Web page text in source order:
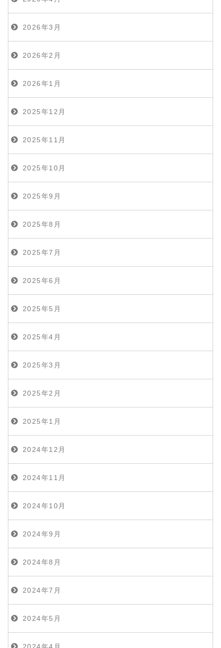
2026年3月
2026年2月
2026年1月
2025年12月
2025年11月
2025年10月
2025年9月
2025年8月
2025年7月
2025年6月
2025年5月
2025年4月
2025年3月
2025年2月
2025年1月
2024年12月
2024年11月
2024年10月
2024年9月
2024年8月
2024年7月
2024年5月